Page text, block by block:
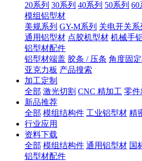
20系列 30系列 40系列 50系列 60
模组铝型材
美规系列 GY-M系列 关电开关系
通用铝型材 点胶机型材 机械手
铝型材配件
铝型材端盖 胶条 / 压条 角度固
亚克力板 产品搜索
加工定制
全部 激光切割 CNC 精加工 零件
新品推荐
全部 模组结构件 工业铝型材 精
行业应用
资料下载
全部 模组结构件 通用铝型材 国
铝型材配件